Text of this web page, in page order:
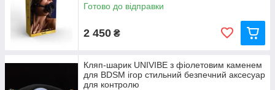
Готово до відправки
2 450 ₴
Кляп-шарик UNIVIBE з фіолетовим каменем
для BDSM ігор стильний безпечний аксесуар
для контролю